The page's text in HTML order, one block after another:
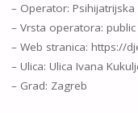
– Operator:
– Vrsta operatora: public
– Web stranica: https://
– Ulica: Ulica Ivana
– Grad: Zagreb